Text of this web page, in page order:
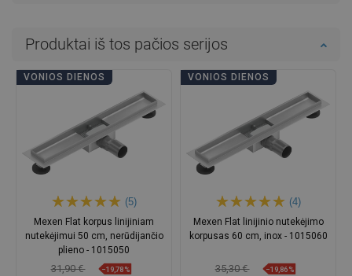
Produktai iš tos pačios serijos
VONIOS DIENOS
(5)
Mexen Flat korpus linijiniam
nutekėjimui 50 cm, nerūdijančio
plieno - 1015050
31,90 € −19,78%
VONIOS DIENOS
(4)
Mexen Flat linijinio nutekėjimo
korpusas 60 cm, inox - 1015060
35,30 € −19,86%